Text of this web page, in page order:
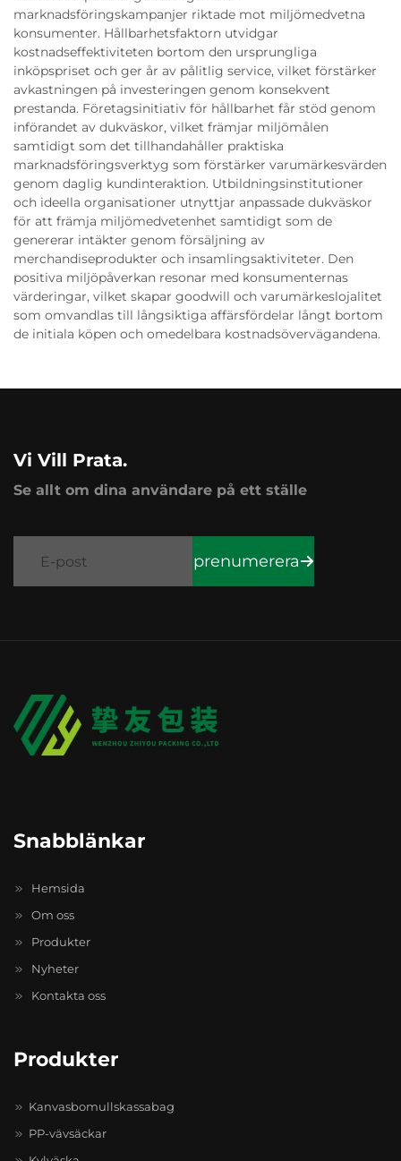
marknadsföringskampanjer riktade mot miljömedvetna
konsumenter. Hållbarhetsfaktorn utvidgar
kostnadseffektiviteten bortom den ursprungliga
inköpspriset och ger år av pålitlig service, vilket förstärker
avkastningen på investeringen genom konsekvent
prestanda. Företagsinitiativ för hållbarhet får stöd genom
införandet av dukväskor, vilket främjar miljömålen
samtidigt som det tillhandahåller praktiska
marknadsföringsverktyg som förstärker varumärkesvärden
genom daglig kundinteraktion. Utbildningsinstitutioner
och ideella organisationer utnyttjar anpassade dukväskor
för att främja miljömedvetenhet samtidigt som de
genererar intäkter genom försäljning av
merchandiseprodukter och insamlingsaktiviteter. Den
positiva miljöpåverkan resonar med konsumenternas
värderingar, vilket skapar goodwill och varumärkeslojalitet
som omvandlas till långsiktiga affärsfördelar långt bortom
de initiala köpen och omedelbara kostnadsövervägandena.
Vi Vill Prata.
Se allt om dina användare på ett ställe
prenumerera
Snabblänkar
Hemsida
Om oss
Produkter
Nyheter
Kontakta oss
Produkter
Kanvasbomullskassabag
PP-vävsäckar